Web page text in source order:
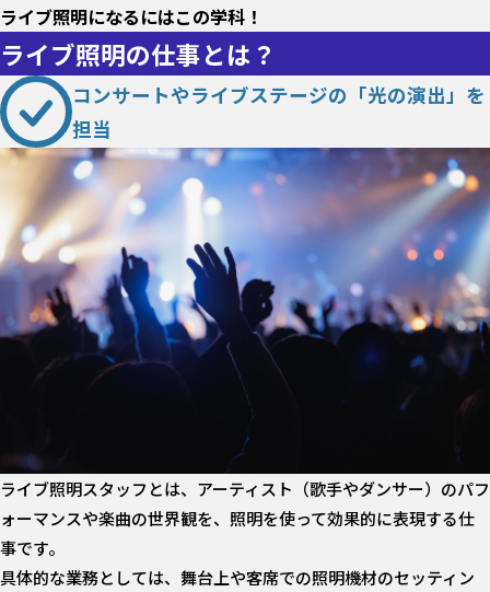
ライブ照明になるにはこの学科！
ライブ照明の仕事とは？
コンサートやライブステージの「光の演出」を
担当
ライブ照明スタッフとは、アーティスト（歌手やダンサー）のパフ
ォーマンスや楽曲の世界観を、照明を使って効果的に表現する仕
事です。
具体的な業務としては、舞台上や客席での照明機材のセッティン